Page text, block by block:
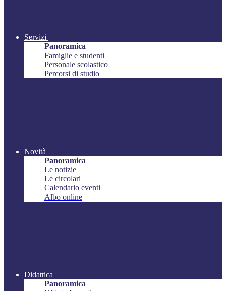
Servizi
Panoramica
Famiglie e studenti
Personale scolastico
Percorsi di studio
Novità
Panoramica
Le notizie
Le circolari
Calendario eventi
Albo online
Didattica
Panoramica